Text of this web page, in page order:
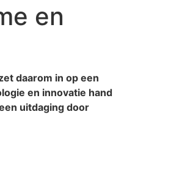
en
daarom in op een
en innovatie hand
uitdaging door